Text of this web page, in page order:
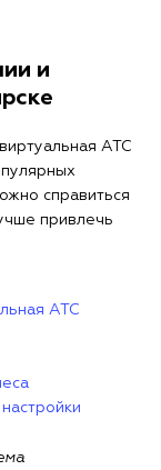
и
АТС
справиться
привлечь
АТС